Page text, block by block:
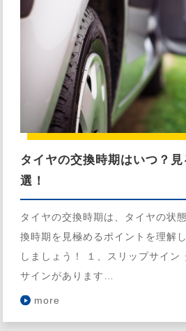
タイヤの交換時期はいつ？
選！
タイヤの交換時期は、タイヤの状
換時期を見極めるポイントを理解
しましょう！ １、スリップサイン
サインがあります…
more